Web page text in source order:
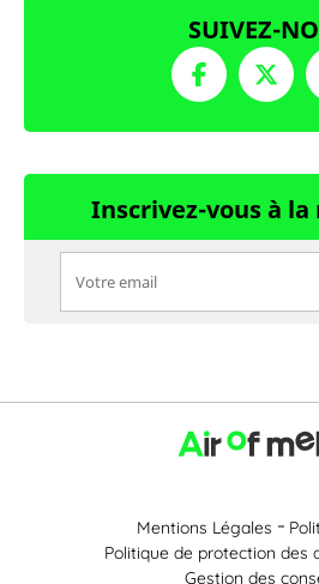
SUIVEZ-
Inscrivez-vous à
Mentions Légales
Politique de protection des
Gestion des